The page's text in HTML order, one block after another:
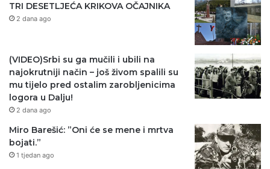
TRI DESETLJEĆA KRIKOVA OČAJNIKA
2 dana ago
(VIDEO)Srbi su ga mučili i ubili na
najokrutniji način – još živom spalili su
mu tijelo pred ostalim zarobljenicima
logora u Dalju!
2 dana ago
Miro Barešić: ”Oni će se mene i mrtva
bojati.”
1 tjedan ago